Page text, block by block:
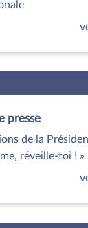
presse
de la
réveille-toi ! »